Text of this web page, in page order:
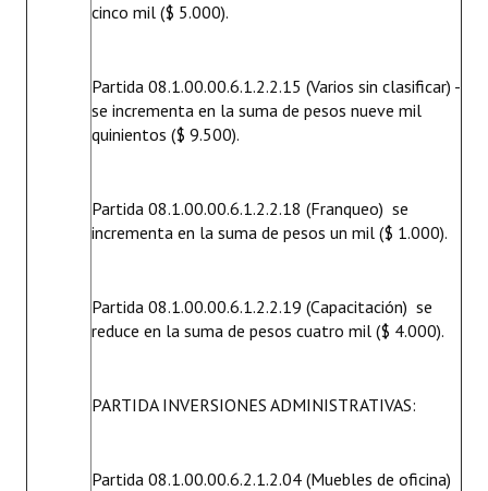
cinco mil ($ 5.000).
Partida 08.1.00.00.6.1.2.2.15 (Varios sin clasificar) -
se incrementa en la suma de pesos nueve mil
quinientos ($ 9.500).
Partida 08.1.00.00.6.1.2.2.18 (Franqueo)  se
incrementa en la suma de pesos un mil ($ 1.000).
Partida 08.1.00.00.6.1.2.2.19 (Capacitación)  se
reduce en la suma de pesos cuatro mil ($ 4.000).
PARTIDA INVERSIONES ADMINISTRATIVAS:
Partida 08.1.00.00.6.2.1.2.04 (Muebles de oficina) 